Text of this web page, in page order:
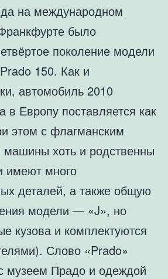
на международном
было
поколение модели
150. Как и
автомобиль 2010
в Европу поставляется как
этом с флагманским
хоть и родственны
имеют много
деталей, а также общую
модели — «J», но
кузова и комплектуются
Слово «Prado»
музеем Прадо и одеждой